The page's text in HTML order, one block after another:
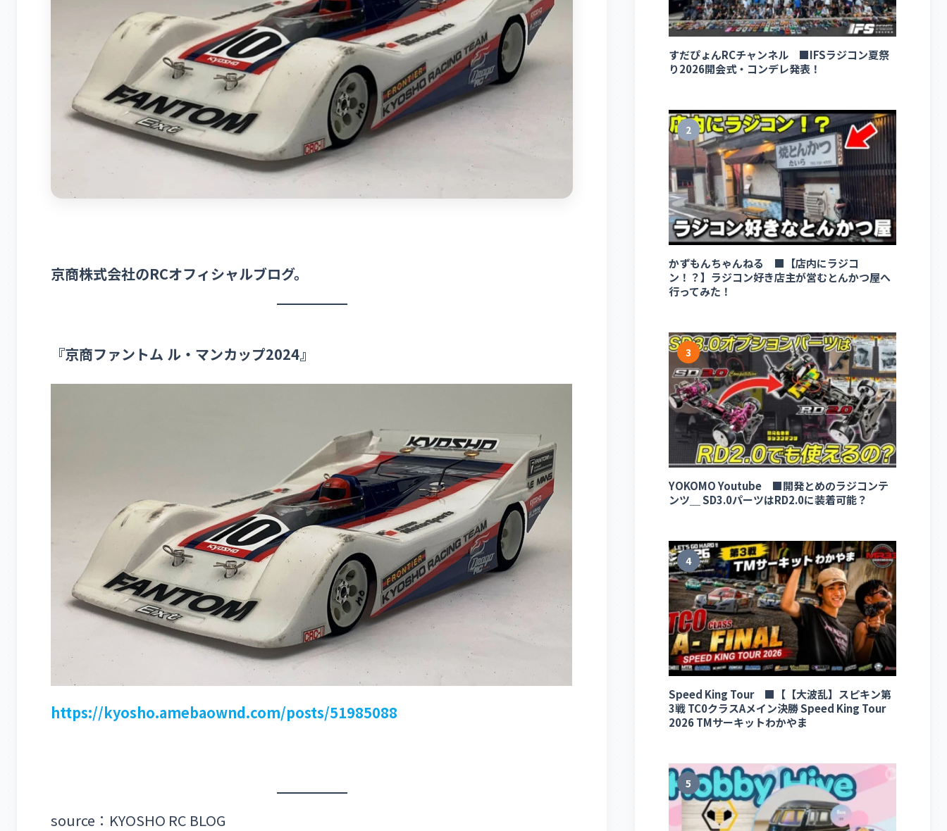
京商株式会社のRCオフィシャルブログ。
『京商ファントム ル・マンカップ2024』
https://kyosho.amebaownd.com/posts/51985088
source：KYOSHO RC BLOG
すだぴょんRCチャンネル ■IFSラジコン夏祭
り2026開会式・コンデレ発表！
2
かずもんちゃんねる ■【店内にラジコ
ン！？】ラジコン好き店主が営むとんかつ屋へ
行ってみた！
3
YOKOMO Youtube ■開発とめのラジコンテ
ンツ＿ SD3.0パーツはRD2.0に装着可能？
4
Speed King Tour ■【【大波乱】スピキン第
3戦 TC0クラスAメイン決勝 Speed King Tour
2026 TMサーキットわかやま
5